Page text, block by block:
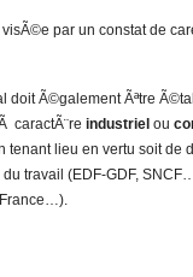
par un constat de
doit Ã©galement Ãªtre
caractÃ¨re industriel ou
tenant lieu en vertu soit de
travail (EDF-GDF,